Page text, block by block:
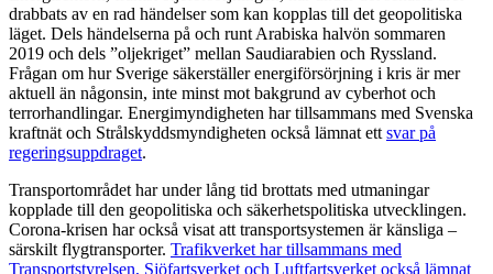
drabbats av en rad händelser som kan kopplas till det geopolitiska
läget. Dels händelserna på och runt Arabiska halvön sommaren
2019 och dels ”oljekriget” mellan Saudiarabien och Ryssland.
Frågan om hur Sverige säkerställer energiförsörjning i kris är mer
aktuell än någonsin, inte minst mot bakgrund av cyberhot och
terrorhandlingar. Energimyndigheten har tillsammans med Svenska
kraftnät och Strålskyddsmyndigheten också lämnat ett svar på
regeringsuppdraget.
Transportområdet har under lång tid brottats med utmaningar
kopplade till den geopolitiska och säkerhetspolitiska utvecklingen.
Corona-krisen har också visat att transportsystemen är känsliga –
särskilt flygtransporter. Trafikverket har tillsammans med
Transportstyrelsen, Sjöfartsverket och Luftfartsverket också lämnat